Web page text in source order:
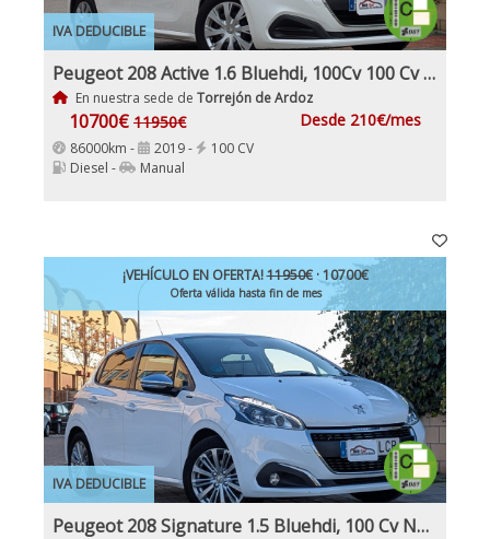
IVA DEDUCIBLE
Peugeot 208 Active 1.6 Bluehdi, 100Cv 100 Cv Nacional 1Dueño Etiqueta C IVA y Garantía Incl
En nuestra sede de Torrejón de Ardoz
10700€ 11950€ Desde 210€/mes
86000km - 2019 -
100 CV
Diesel -
Manual
IVA DEDUCIBLE
¡VEHÍCULO EN OFERTA!11950€· 10700€
Oferta válida hasta fin de mes
Peugeot 208 Signature 1.5 Bluehdi, 100 Cv Nacional 1Dueño Etiqueta C IVA y Garantía Incl